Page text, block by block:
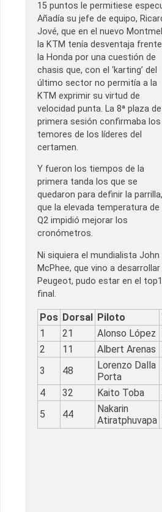
15 puntos le permitiese
Añadía su jefe de equipo,
Jové, que en el nuevo
la KTM tenía desventaja
la Honda por una cuestión de
chasis que, con el ‘karting’ del
último sector no permitía a la
KTM exprimir su virtud de
velocidad punta. La 8ª plaza
primera sesión confirmaba los
temores de los líderes del
certamen.
Y fueron los tiempos de la
primera tanda los que se
quedaron para definir la
que la elevada temperatura de
Q2 impidió mejorar los
cronómetros.
Ni siquiera el mundialista John
McPhee, que vino a desarrollar
Peugeot, pudo estar en el
final.
Pos Dorsal Piloto
1
21 Alonso López
2
11 Albert Arenas
3
48
Lorenzo Dalla
Porta
4
32 Kaito Toba
5
44
Nakarin
Atiratphuvapa